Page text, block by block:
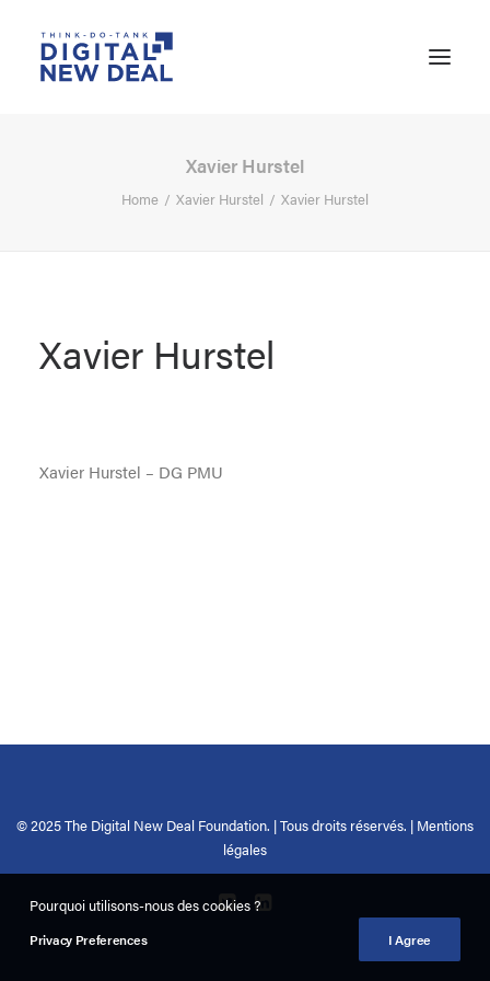
Xavier Hurstel
Home Xavier Hurstel Xavier Hurstel
Xavier Hurstel
Xavier Hurstel – DG PMU
© 2025 The Digital New Deal Foundation. | Tous droits réservés. | Mentions
légales
Pourquoi utilisons-nous des cookies ?
Privacy Preferences I Agree